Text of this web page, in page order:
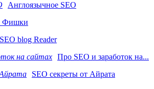
Англоязычное SEO
Фишки
SEO blog Reader
Про SEO и заработок на...
SEO секреты от Айрата